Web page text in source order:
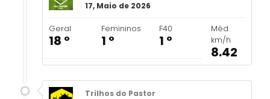
17, Maio de 2026
Geral
18 º
Femininos
1 º
F40
1 º
Méd.
km/h
8.42
Trilhos do Pastor